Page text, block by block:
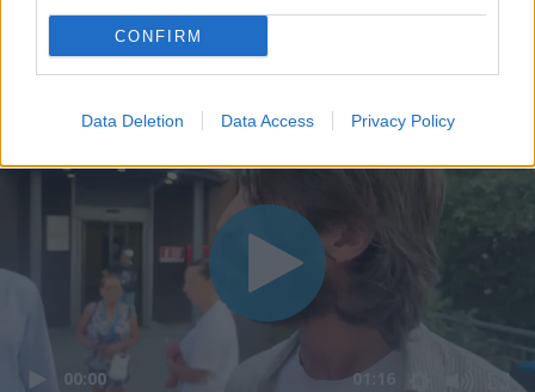
CONFIRM
Data Deletion Data Access Privacy Policy
00:00 01:16